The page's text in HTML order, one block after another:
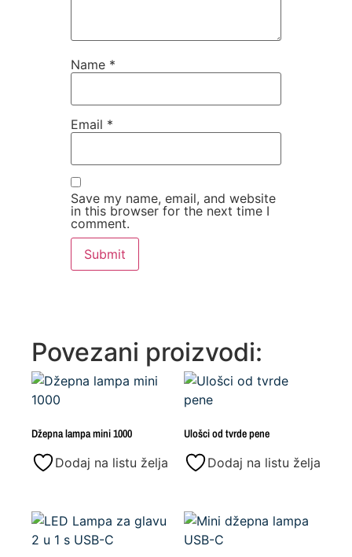
Name *
Email *
Save my name, email, and website
in this browser for the next time I
comment.
Povezani proizvodi:
Džepna lampa mini 1000
Dodaj na listu želja
Ulošci od tvrde pene
Dodaj na listu želja